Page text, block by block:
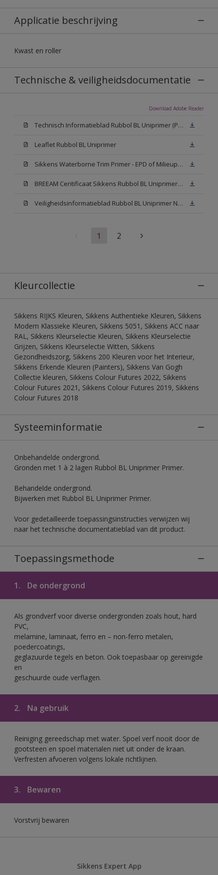
Applicatie beschrijving
Kwast en roller
Technische & veiligheidsdocumentatie
Download Adobe Reader
Technisch Informatieblad Rubbol BL Uniprimer (PDF)
Leaflet Rubbol BL Uniprimer
Sikkens Waterborne Trim Primer - EPD of Milieuproductverklaring
BREEAM Ceritificaat Sikkens Rubbol BL Uniprimer (PDF)
Veiligheidsinformatieblad Rubbol BL Uniprimer N00 (PDF)
1 2
Kleurcollectie
Sikkens RIJKS Kleuren, Sikkens Authentieke Kleuren, Sikkens
Modern Klassieke Kleuren, Sikkens 5051, Sikkens ACC naar
RAL, Sikkens Kleurselectie Kleuren, Sikkens Kleurselectie
Grijzen, Sikkens Kleurselectie Witten, Sikkens
Gezondheidszorg, Sikkens 200 Kleuren voor het Interieur,
Sikkens Erkende Kleuren (Painters), Sikkens Van Gogh
Collectie kleuren, Sikkens Colour Futures 2022, Sikkens
Colour Futures 2021, Sikkens Colour Futures 2019, Sikkens
Colour Futures 2018
Systeeminformatie
Onbehandelde ondergrond.
Gronden met 1 à 2 lagen Rubbol BL Uniprimer Primer.
Behandelde ondergrond.
Bijwerken met Rubbol BL Uniprimer Primer.
Voor gedetailleerde toepassingsinstructies verwijzen wij
naar het technische documentatieblad van dit product.
Toepassingsmethode
1. De ondergrond
Als grondverf voor diverse ondergronden zoals hout, hard
PVC,
melamine, laminaat, ferro en – non-ferro metalen,
poedercoatings,
geglazuurde tegels en beton. Ook toepasbaar op gereinigde
en
geschuurde oude verflagen.
2. Na gebruik
Reiniging gereedschap met water. Spoel verf nooit door de
gootsteen en spoel materialen niet uit onder de kraan.
Verfresten afvoeren volgens lokale richtlijnen.
3. Bewaren
Vorstvrij bewaren
Sikkens Expert App